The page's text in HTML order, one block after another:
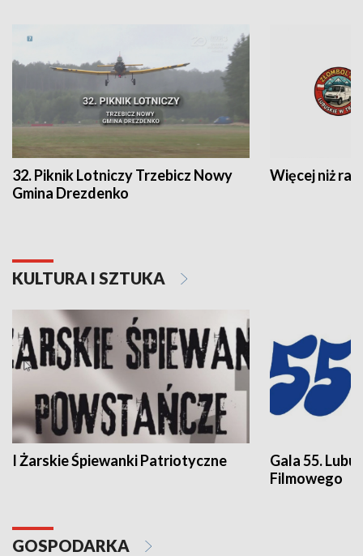
32. Piknik Lotniczy Trzebicz Nowy
Gmina Drezdenko
Więcej niż rajd
KULTURA I SZTUKA
I Żarskie Śpiewanki Patriotyczne
Gala 55.
Filmowego
GOSPODARKA